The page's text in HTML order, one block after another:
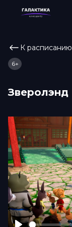
К расписанию
Зверолэнд
6+